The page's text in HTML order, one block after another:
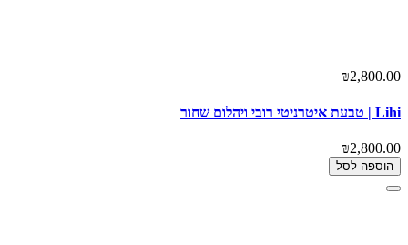
₪2,800.00
Lihi | טבעת איטרניטי רובי ויהלום שחור
₪2,800.00
הוספה לסל